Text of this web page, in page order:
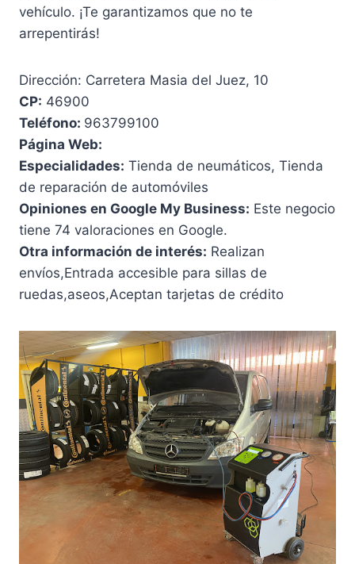
vehículo. ¡Te garantizamos que no te
arrepentirás!
Dirección: Carretera Masia del Juez, 10
CP: 46900
Teléfono: 963799100
Página Web:
Especialidades: Tienda de neumáticos, Tienda
de reparación de automóviles
Opiniones en Google My Business: Este negocio
tiene 74 valoraciones en Google.
Otra información de interés: Realizan
envíos,Entrada accesible para sillas de
ruedas,aseos,Aceptan tarjetas de crédito